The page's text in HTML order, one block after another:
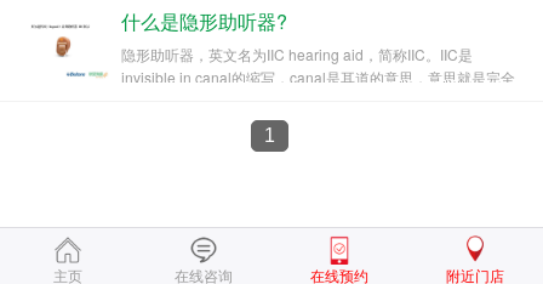
什么是隐形助听器?
隐形助听器，英文名为IIC hearing aid，简称IIC。IIC是
invisible in canal的缩写，canal是耳道的意思，意思就是完全
1
主页 在线咨询 在线预约 附近门店